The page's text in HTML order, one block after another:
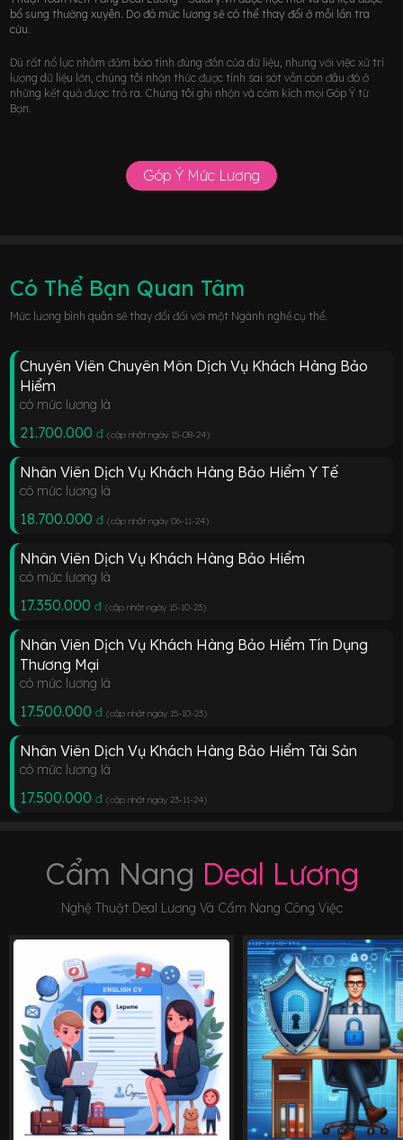
bổ sung thường xuyên. Do đó mức lương sẽ có thể thay đổi ở mỗi lần tra
cứu.
Dù rất nổ lực nhằm đảm bảo tính đúng đắn của dữ liệu, nhưng với việc xử trí
lượng dữ liệu lớn, chúng tôi nhận thức được tính sai sót vẫn còn đâu đó ở
những kết quả được trả ra. Chúng tôi ghi nhận và cảm kích mọi Góp Ý từ
Bạn.
Góp Ý Mức Lương
Có Thể Bạn Quan Tâm
Mức lương bình quân sẽ thay đổi đối với một Ngành nghề cụ thể.
Chuyên Viên Chuyên Môn Dịch Vụ Khách Hàng Bảo
Hiểm
có mức lương là
21.700.000 đ (cập nhật ngày 15-08-24)
Nhân Viên Dịch Vụ Khách Hàng Bảo Hiểm Y Tế
có mức lương là
18.700.000 đ (cập nhật ngày 06-11-24)
Nhân Viên Dịch Vụ Khách Hàng Bảo Hiểm
có mức lương là
17.350.000 đ (cập nhật ngày 15-10-23)
Nhân Viên Dịch Vụ Khách Hàng Bảo Hiểm Tín Dụng
Thương Mại
có mức lương là
17.500.000 đ (cập nhật ngày 15-10-23)
Nhân Viên Dịch Vụ Khách Hàng Bảo Hiểm Tài Sản
có mức lương là
17.500.000 đ (cập nhật ngày 23-11-24)
Cẩm Nang Deal Lương
Nghệ Thuật Deal Lương Và Cẩm Nang Công Việc